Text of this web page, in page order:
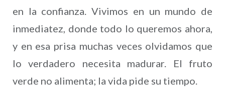
en la confianza. Vivimos en un mundo de
inmediatez, donde todo lo queremos ahora,
y en esa prisa muchas veces olvidamos que
lo verdadero necesita madurar. El fruto
verde no alimenta; la vida pide su tiempo.